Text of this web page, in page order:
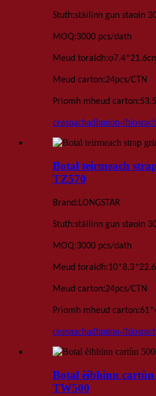
Stuth:stàilinn gun staoin
MOQ:3000 pcs/dath
Meud toraidh:φ7.4*21.6
Meud carton:24pcs/CTN
Prìomh mheud carton:
ceasnachadhmion-
Botal teirmeach
TZ570
Brand:LONGSTAR
Stuth:stàilinn gun staoin
MOQ:3000 pcs/dath
Meud toraidh:10*8.3*22.6
Meud carton:24pcs/CTN
Prìomh mheud carton:
ceasnachadhmion-
Botal èibhinn
TW500